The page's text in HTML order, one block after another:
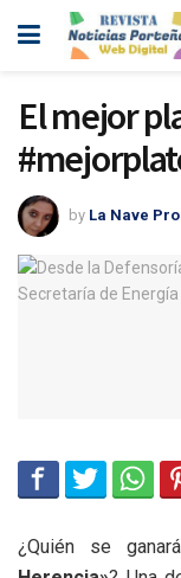
El mejor
by La Nave
¿Quién se